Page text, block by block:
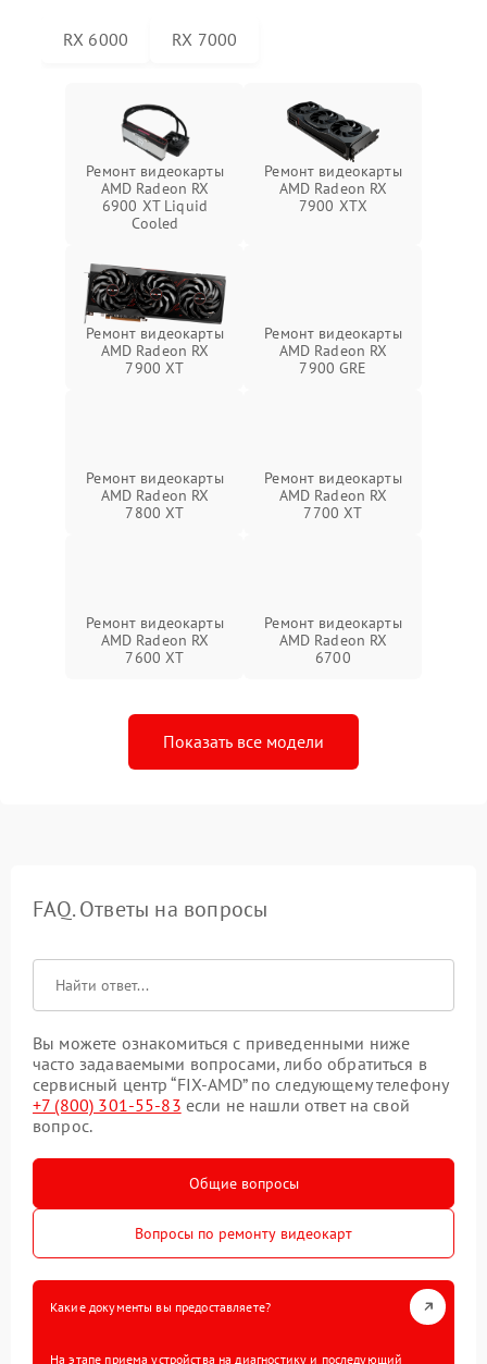
RX 6000 RX 7000
Ремонт видеокарты
AMD Radeon RX
6900 XT Liquid
Cooled
Ремонт видеокарты
AMD Radeon RX
7900 XTX
Ремонт видеокарты
AMD Radeon RX
7900 XT
Ремонт видеокарты
AMD Radeon RX
7900 GRE
Ремонт видеокарты
AMD Radeon RX
7800 XT
Ремонт видеокарты
AMD Radeon RX
7700 XT
Ремонт видеокарты
AMD Radeon RX
7600 XT
Ремонт видеокарты
AMD Radeon RX
6700
Показать все модели
FAQ. Ответы на вопросы
Вы можете ознакомиться с приведенными ниже
часто задаваемыми вопросами, либо обратиться в
сервисный центр “FIX-AMD” по следующему телефону
+7 (800) 301-55-83 если не нашли ответ на свой
вопрос.
Общие вопросы
Вопросы по ремонту видеокарт
Какие документы вы предоставляете?
На этапе приема устройства на диагностику и последующий